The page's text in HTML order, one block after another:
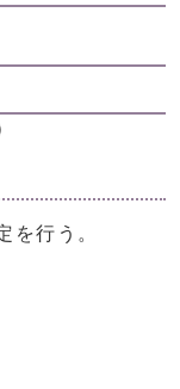
を行う。